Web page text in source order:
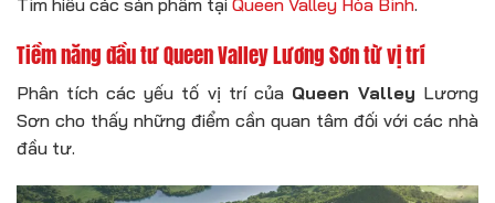
Tìm hiểu các sản phẩm tại Queen Valley Hòa Bình.
Tiềm năng đầu tư Queen Valley Lương Sơn từ vị trí
Phân tích các yếu tố vị trí của Queen Valley Lương
Sơn cho thấy những điểm cần quan tâm đối với các nhà
đầu tư.